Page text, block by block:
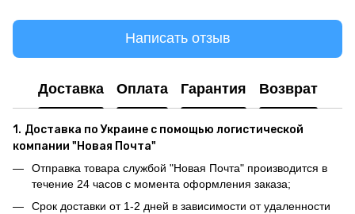
Написать отзыв
Доставка Оплата Гарантия Возврат
1. Доставка по Украине с помощью логистической
компании "Новая Почта"
Отправка товара службой "Новая Почта" производится в
течение 24 часов с момента оформления заказа;
Срок доставки от 1-2 дней в зависимости от удаленности